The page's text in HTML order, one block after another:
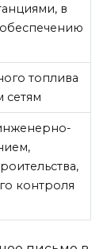
в
топлива
сетям
контроля